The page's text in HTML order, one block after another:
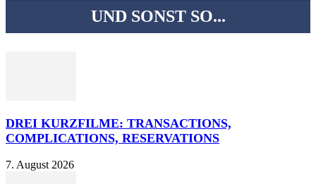
UND SONST SO...
DREI KURZFILME: TRANSACTIONS,
COMPLICATIONS, RESERVATIONS
7. August 2026